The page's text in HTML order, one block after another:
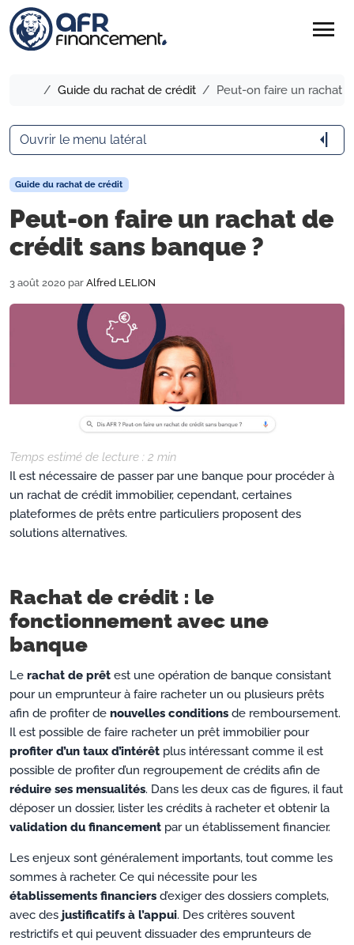
menu
Accueil
Guide du rachat de crédit Peut-on faire un rachat
Guide du rachat de crédit
Peut-on faire un rachat de
crédit sans banque ?
3 août 2020 par Alfred LELION
Temps estimé de lecture : 2 min
Il est nécessaire de passer par une banque pour procéder à
un rachat de crédit immobilier, cependant, certaines
plateformes de prêts entre particuliers proposent des
solutions alternatives.
Rachat de crédit : le
fonctionnement avec une
banque
Le rachat de prêt est une opération de banque consistant
pour un emprunteur à faire racheter un ou plusieurs prêts
afin de profiter de nouvelles conditions de remboursement.
Il est possible de faire racheter un prêt immobilier pour
profiter d’un taux d’intérêt plus intéressant comme il est
possible de profiter d’un regroupement de crédits afin de
réduire ses mensualités. Dans les deux cas de figures, il faut
déposer un dossier, lister les crédits à racheter et obtenir la
validation du financement par un établissement financier.
Les enjeux sont généralement importants, tout comme les
sommes à racheter. Ce qui nécessite pour les
établissements financiers d’exiger des dossiers complets,
avec des justificatifs à l’appui. Des critères souvent
restrictifs et qui peuvent dissuader des emprunteurs de
Ouvrir le menu latéral arrow_menu_close